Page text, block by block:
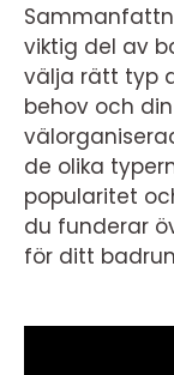
viktig del av
välja rätt typ
behov och
de olika
popularitet
du funderar
för ditt